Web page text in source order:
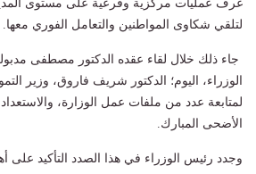
غرف عمليات مركزية وفرعية على مستوى
لتلقي شكاوى المواطنين والتعامل الفوري معها.
جاء ذلك خلال لقاء عقده الدكتور مصطفى
الوزراء، اليوم؛ الدكتور شريف فاروق، وزير
لمتابعة عدد من ملفات عمل الوزارة،
الأضحى المبارك.
وجدد رئيس الوزراء في هذا الصدد التأكيد على